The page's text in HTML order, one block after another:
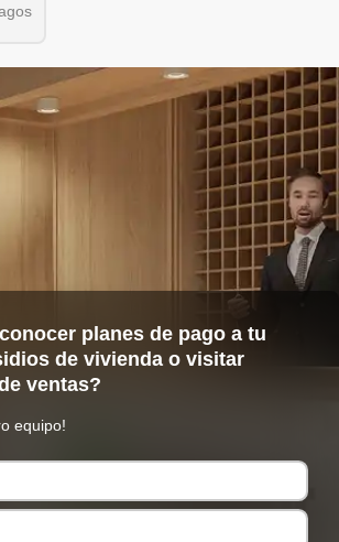
planes de pago a tu
de vivienda o visitar
ventas?
equipo!